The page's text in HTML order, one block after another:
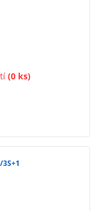
(0 ks)